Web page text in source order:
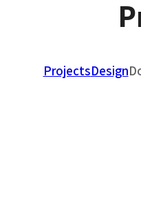
ProjectsDesign